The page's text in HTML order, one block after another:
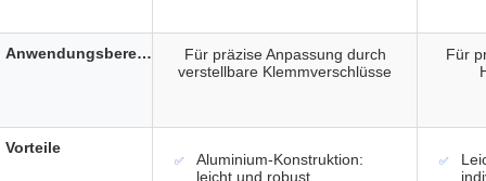
Für präzise Anpassung durch
verstellbare Klemmverschlüsse
Für
Aluminium-Konstruktion:
leicht und robust
Anwendungsbereich
Vorteile